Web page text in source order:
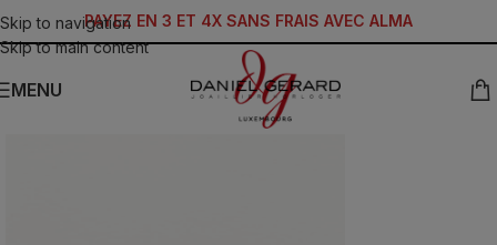
Skip to navigation
Skip to main content
PAYEZ EN 3 ET 4X SANS FRAIS AVEC ALMA
MENU